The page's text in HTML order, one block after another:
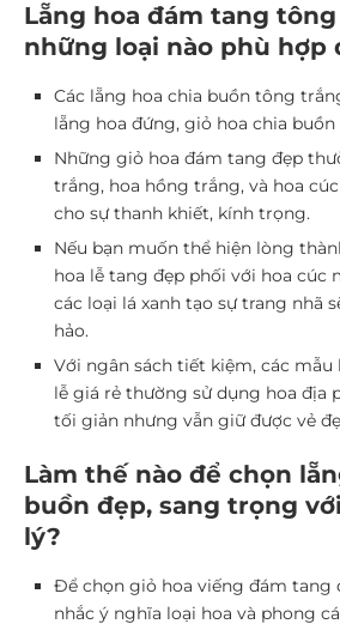
Lẵng hoa đám tang
những loại nào phù hợp
Các lẵng hoa chia buồn tông
lẵng hoa đứng, giỏ hoa chia
Những giỏ hoa đám tang đẹp
trắng, hoa hồng trắng, và hoa
cho sự thanh khiết, kính trọng.
Nếu bạn muốn thể hiện lòng
hoa lễ tang đẹp phối với hoa cúc
các loại lá xanh tạo sự trang nhã
hảo.
Với ngân sách tiết kiệm, các mẫu
lễ giá rẻ thường sử dụng hoa địa
tối giản nhưng vẫn giữ được vẻ
Làm thế nào để chọn
buồn đẹp, sang trọng
lý?
Để chọn giỏ hoa viếng đám tang
nhắc ý nghĩa loại hoa và phong